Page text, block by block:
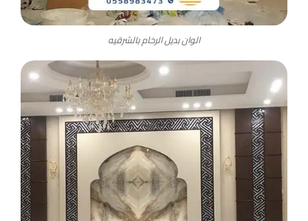
الوان بديل الرخام بالشرقيه